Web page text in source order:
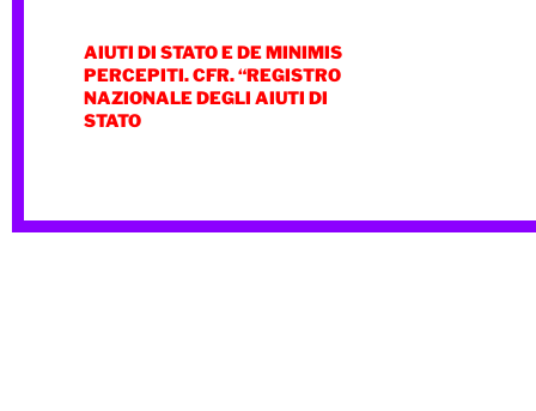
AIUTI DI STATO E DE MINIMIS
PERCEPITI. CFR. “REGISTRO
NAZIONALE DEGLI AIUTI DI
STATO